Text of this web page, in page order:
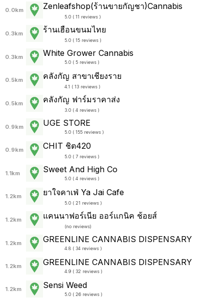
0.0km Zenleafshop(ร้านขายกัญชา)Cannabis
5.0 ( 11 reviews )
0.3km ร้านเฮือนขนมไทย
5.0 ( 15 reviews )
0.3km White Grower Cannabis
5.0 ( 5 reviews )
0.5km คลังกัญ สาขาเชียงราย
4.1 ( 13 reviews )
0.5km คลังกัญ ฟาร์มราคาส่ง
3.0 ( 4 reviews )
0.9km UGE STORE
5.0 ( 155 reviews )
0.9km CHIT ชิต420
5.0 ( 7 reviews )
1.1km Sweet And High Co
5.0 ( 4 reviews )
1.2km ยาใจคาเฟ่ Ya Jai Cafe
5.0 ( 21 reviews )
1.2km แคนนาฟอร์เนีย ออร์แกนิค ช้อยส์
(no reviews)
1.2km GREENLINE CANNABIS DISPENSARY
4.8 ( 34 reviews )
1.2km GREENLINE CANNABIS DISPENSARY
4.9 ( 32 reviews )
1.2km Sensi Weed
5.0 ( 26 reviews )